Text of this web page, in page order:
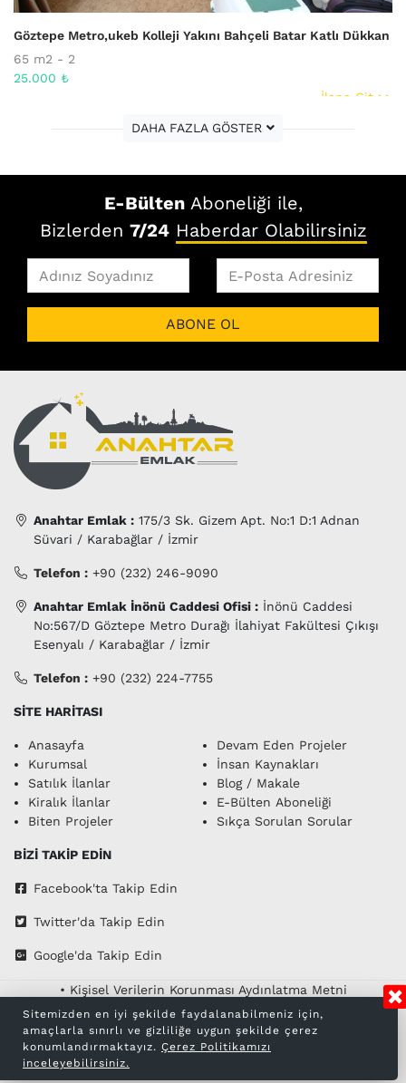
Göztepe Metro,ukeb Kolleji Yakını Bahçeli Batar Katlı Dükkan
65 m2 - 2
25.000 ₺
İlana Git >>
Metin Oktay Mah. Asansörlü Doğalgazlı Bakımlı
120 m2 - 3+1
6.500.000 ₺
Göztepe Metro,ismet Yorgancılar Semt Polikliniği Ve Yeşilyurt
Dev. Hast. Yakını
3.600.000 ₺
DAHA FAZLA GÖSTER
E-BültenAboneliği ile,
Bizlerden 7/24 Haberdar Olabilirsiniz
ABONE OL
Anahtar Emlak : 175/3 Sk. Gizem Apt. No:1 D:1 Adnan
Süvari / Karabağlar / İzmir
Telefon : +90 (232) 246-9090
Anahtar Emlak İnönü Caddesi Ofisi : İnönü Caddesi
No:567/D Göztepe Metro Durağı İlahiyat Fakültesi Çıkışı
Esenyalı / Karabağlar / İzmir
Telefon : +90 (232) 224-7755
SİTE HARİTASI
Anasayfa
Kurumsal
Satılık İlanlar
Kiralık İlanlar
Biten Projeler
Devam Eden Projeler
İnsan Kaynakları
Blog / Makale
E-Bülten Aboneliği
Sıkça Sorulan Sorular
BİZİ TAKİP EDİN
Facebook'ta Takip Edin
Twitter'da Takip Edin
Google'da Takip Edin
• Kişisel Verilerin Korunması Aydınlatma Metni
• Çerez Politikası
Copyright © 2026 Anahtar Emlak. Tüm hakları saklıdır.
Sitemizden en iyi şekilde faydalanabilmeniz için,
amaçlarla sınırlı ve gizliliğe uygun şekilde çerez
konumlandırmaktayız. Çerez Politikamızı
inceleyebilirsiniz.